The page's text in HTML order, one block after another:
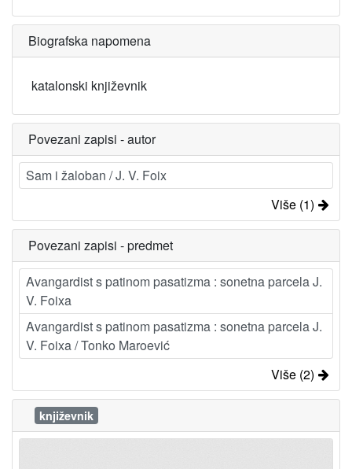
Biografska napomena
katalonski književnik
Povezani zapisi - autor
Sam i žaloban / J. V. Foix
Više (1)
Povezani zapisi - predmet
Avangardist s patinom pasatizma : sonetna parcela J.
V. Foixa
Avangardist s patinom pasatizma : sonetna parcela J.
V. Foixa / Tonko Maroević
Više (2)
književnik